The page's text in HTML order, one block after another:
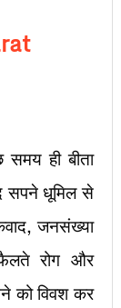
ही बीता
सपने धूमिल से
जनसंख्या
रोग और
को विवश कर